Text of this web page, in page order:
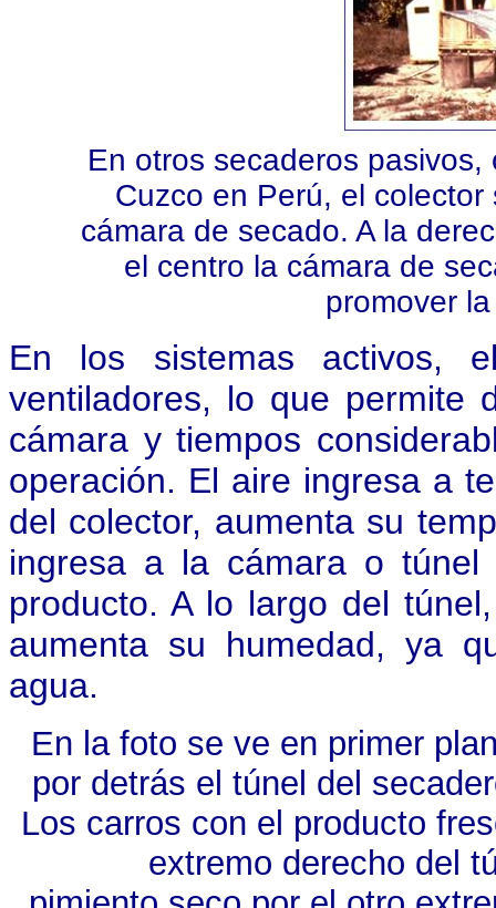
En otros secaderos
Cuzco en Perú, el
cámara de secado. A la
el centro la cámara de
promover
En los sistemas activos,
ventiladores, lo que permite
cámara y tiempos
operación. El aire ingresa a
del colector, aumenta su
ingresa a la cámara o
producto. A lo largo del
aumenta su humedad, ya
agua.
En la foto se ve en primer
por detrás el túnel del
Los carros con el producto
extremo derecho del